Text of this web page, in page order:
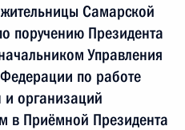
Самарской
поручению Президента
Управления
по работе
организаций
в Приёмной Президента